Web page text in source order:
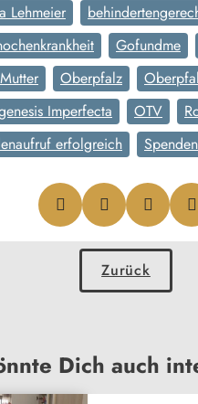
Lehmeier
Gofundme
Oberpfalz
Imperfecta
OTV
erfolgreich
Zurück
Dich auch